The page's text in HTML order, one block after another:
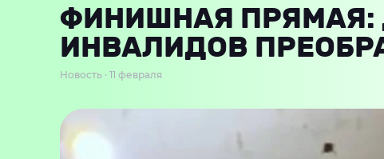
ФИНИШНАЯ ПРЯМАЯ:
ИНВАЛИДОВ
Новость · 11 февраля